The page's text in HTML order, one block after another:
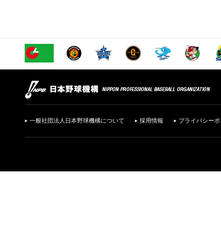
一般社団法人日本野球機構について 採用情報 プライバシー